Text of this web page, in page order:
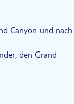
Canyon und nach
den Grand
Wahrzeichen